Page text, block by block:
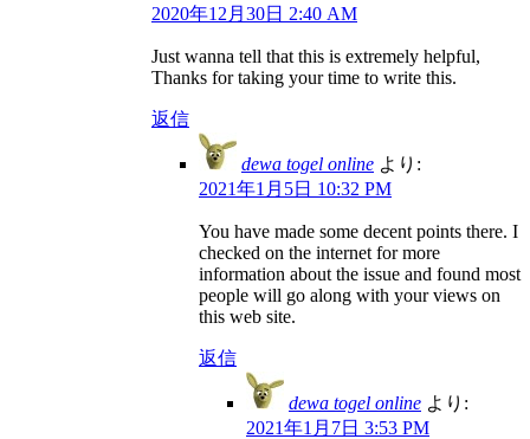
2020年12月30日 2:40 AM
Just wanna tell that this is extremely helpful,
Thanks for taking your time to write this.
返信
dewa togel online より:
2021年1月5日 10:32 PM
You have made some decent points there. I
checked on the internet for more
information about the issue and found most
people will go along with your views on
this web site.
返信
dewa togel online より:
2021年1月7日 3:53 PM